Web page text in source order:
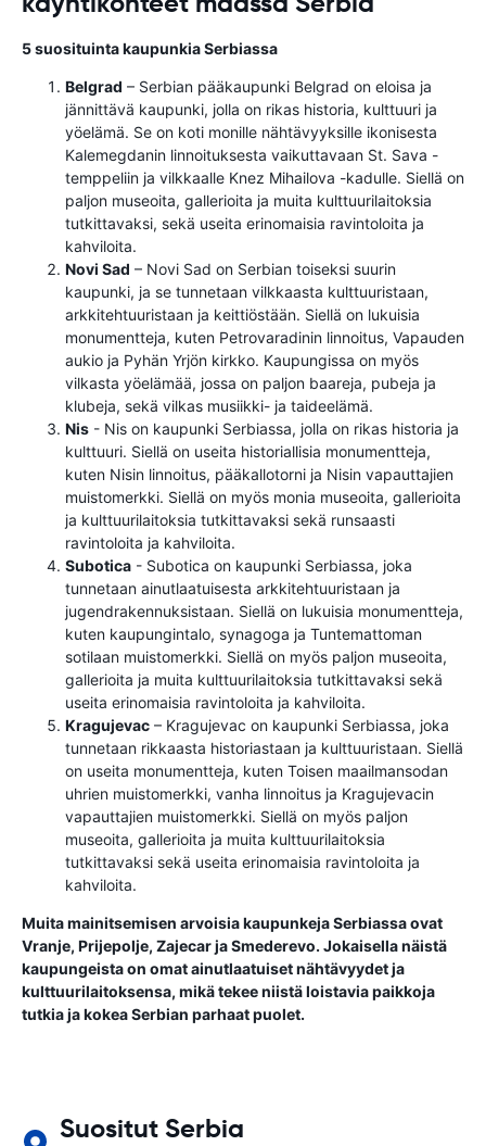
5 suosituinta kaupunkia Serbiassa
Belgrad – Serbian pääkaupunki Belgrad on eloisa ja
jännittävä kaupunki, jolla on rikas historia, kulttuuri ja
yöelämä. Se on koti monille nähtävyyksille ikonisesta
Kalemegdanin linnoituksesta vaikuttavaan St. Sava -
temppeliin ja vilkkaalle Knez Mihailova -kadulle. Siellä on
paljon museoita, gallerioita ja muita kulttuurilaitoksia
tutkittavaksi, sekä useita erinomaisia ​​ravintoloita ja
kahviloita.
Novi Sad – Novi Sad on Serbian toiseksi suurin
kaupunki, ja se tunnetaan vilkkaasta kulttuuristaan,
arkkitehtuuristaan ​​ja keittiöstään. Siellä on lukuisia
monumentteja, kuten Petrovaradinin linnoitus, Vapauden
aukio ja Pyhän Yrjön kirkko. Kaupungissa on myös
vilkasta yöelämää, jossa on paljon baareja, pubeja ja
klubeja, sekä vilkas musiikki- ja taideelämä.
Nis - Nis on kaupunki Serbiassa, jolla on rikas historia ja
kulttuuri. Siellä on useita historiallisia monumentteja,
kuten Nisin linnoitus, pääkallotorni ja Nisin vapauttajien
muistomerkki. Siellä on myös monia museoita, gallerioita
ja kulttuurilaitoksia tutkittavaksi sekä runsaasti
ravintoloita ja kahviloita.
Subotica - Subotica on kaupunki Serbiassa, joka
tunnetaan ainutlaatuisesta arkkitehtuuristaan ​​ja
jugendrakennuksistaan. Siellä on lukuisia monumentteja,
kuten kaupungintalo, synagoga ja Tuntemattoman
sotilaan muistomerkki. Siellä on myös paljon museoita,
gallerioita ja muita kulttuurilaitoksia tutkittavaksi sekä
useita erinomaisia ​​ravintoloita ja kahviloita.
Kragujevac – Kragujevac on kaupunki Serbiassa, joka
tunnetaan rikkaasta historiastaan ​​ja kulttuuristaan. Siellä
on useita monumentteja, kuten Toisen maailmansodan
uhrien muistomerkki, vanha linnoitus ja Kragujevacin
vapauttajien muistomerkki. Siellä on myös paljon
museoita, gallerioita ja muita kulttuurilaitoksia
tutkittavaksi sekä useita erinomaisia ​​ravintoloita ja
kahviloita.
Muita mainitsemisen arvoisia kaupunkeja Serbiassa ovat
Vranje, Prijepolje, Zajecar ja Smederevo. Jokaisella näistä
kaupungeista on omat ainutlaatuiset nähtävyydet ja
kulttuurilaitoksensa, mikä tekee niistä loistavia paikkoja
tutkia ja kokea Serbian parhaat puolet.
Suositut Serbia